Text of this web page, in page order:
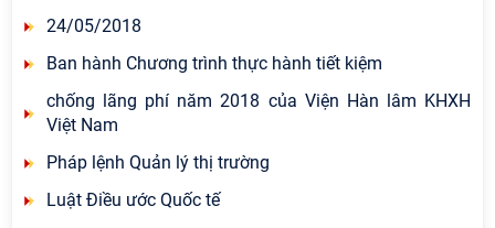
24/05/2018
Ban hành Chương trình thực hành tiết kiệm
chống lãng phí năm 2018 của Viện Hàn lâm KHXH
Việt Nam
Pháp lệnh Quản lý thị trường
Luật Điều ước Quốc tế